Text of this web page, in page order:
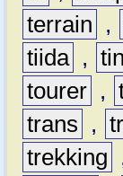
terrain
,
tiida ,
tourer ,
trans
,
trekking